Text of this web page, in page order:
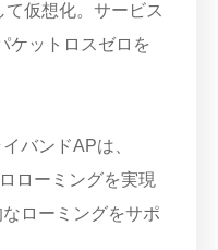
仮想化。サービス
ケットロスゼロを
バンドAPは、
ローミングを実現
ローミングをサポ